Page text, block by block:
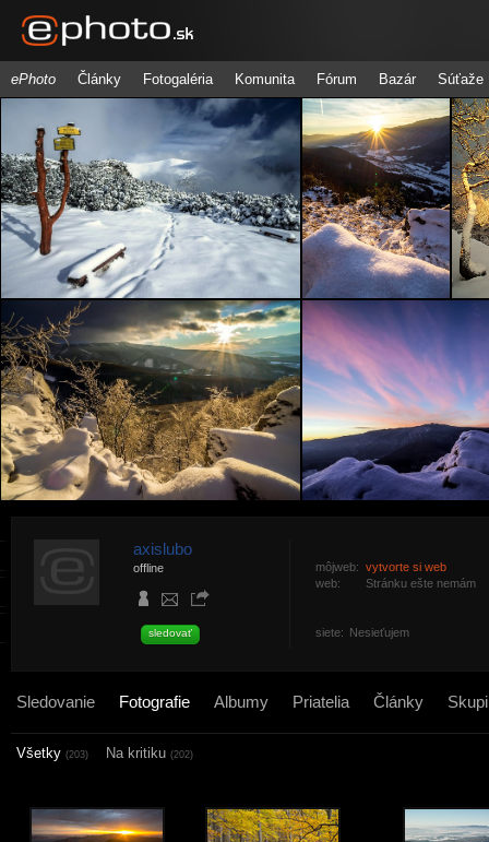
ePhoto Články Fotogaléria Komunita Fórum Bazár Súťaže
axislubo
offline
sledovať
môjweb: vytvorte si web
web:
Stránku ešte nemám
siete: Nesieťujem
Sledovanie Fotografie Albumy Priatelia Články
Všetky (203) Na kritiku (202)